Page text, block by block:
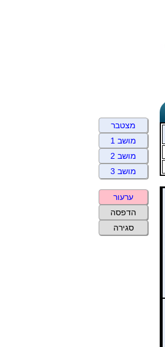
מצטבר
מושב 1
מושב 2
מושב 3
ערעור
הדפסה
סגירה